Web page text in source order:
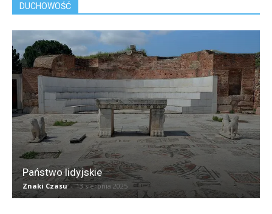
DUCHOWOŚĆ
Państwo lidyjskie
Znaki Czasu - 13 sierpnia 2025